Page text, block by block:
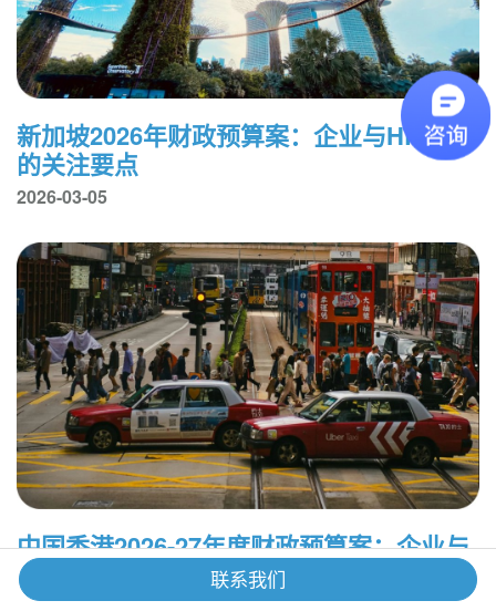
新加坡2026年财政预算案：企业与HR人士
的关注要点
2026-03-05
中国香港2026-27年度财政预算案：企业与
人力资源主管关注要点
联系我们